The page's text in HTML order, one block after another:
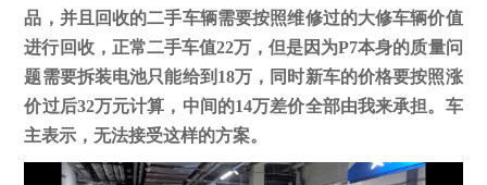
品，并且回收的二手车辆需要按照维修过的大修车辆价值
进行回收，正常二手车值22万，但是因为P7本身的质量问
题需要拆装电池只能给到18万，同时新车的价格要按照涨
价过后32万元计算，中间的14万差价全部由我来承担。车
主表示，无法接受这样的方案。